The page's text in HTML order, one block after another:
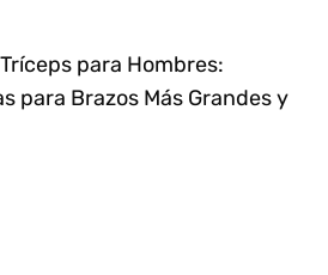
para Hombres:
para Brazos Más Grandes y